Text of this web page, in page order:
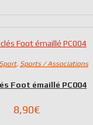
, Sports / Associations
Foot émaillé PC004
8,90€